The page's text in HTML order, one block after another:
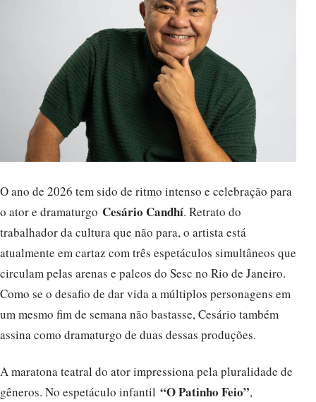
O ano de 2026 tem sido de ritmo intenso e celebração para
o ator e dramaturgo Cesário Candhí. Retrato do
trabalhador da cultura que não para, o artista está
atualmente em cartaz com três espetáculos simultâneos que
circulam pelas arenas e palcos do Sesc no Rio de Janeiro.
Como se o desafio de dar vida a múltiplos personagens em
um mesmo fim de semana não bastasse, Cesário também
assina como dramaturgo de duas dessas produções.
A maratona teatral do ator impressiona pela pluralidade de
gêneros. No espetáculo infantil “O Patinho Feio”,